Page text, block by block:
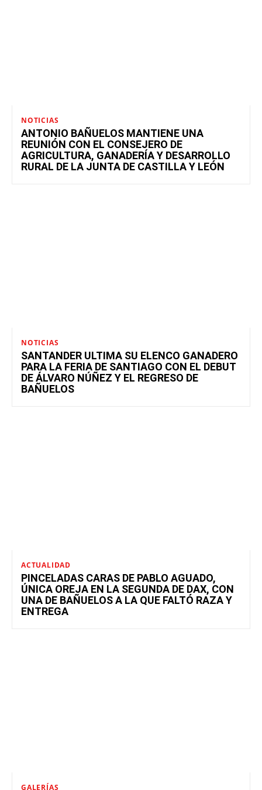
NOTICIAS
ANTONIO BAÑUELOS MANTIENE UNA
REUNIÓN CON EL CONSEJERO DE
AGRICULTURA, GANADERÍA Y DESARROLLO
RURAL DE LA JUNTA DE CASTILLA Y LEÓN
NOTICIAS
SANTANDER ULTIMA SU ELENCO GANADERO
PARA LA FERIA DE SANTIAGO CON EL DEBUT
DE ÁLVARO NÚÑEZ Y EL REGRESO DE
BAÑUELOS
ACTUALIDAD
PINCELADAS CARAS DE PABLO AGUADO,
ÚNICA OREJA EN LA SEGUNDA DE DAX, CON
UNA DE BAÑUELOS A LA QUE FALTÓ RAZA Y
ENTREGA
GALERÍAS